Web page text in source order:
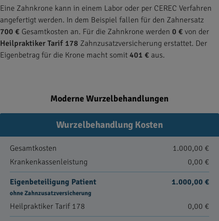
Eine Zahnkrone kann in einem Labor oder per CEREC Verfahren
angefertigt werden. In dem Beispiel fallen für den Zahnersatz
700 € Gesamtkosten an. Für die Zahnkrone werden 0 € von der
Heilpraktiker Tarif 178 Zahnzusatzversicherung erstattet. Der
Eigenbetrag für die Krone macht somit 401 € aus.
Moderne Wurzelbehandlungen
Wurzelbehandlung Kosten
Gesamtkosten
1.000,00 €
Krankenkassenleistung
0,00 €
Eigenbeteiligung Patient
ohne Zahnzusatzversicherung
1.000,00 €
Heilpraktiker Tarif 178 0,00 €